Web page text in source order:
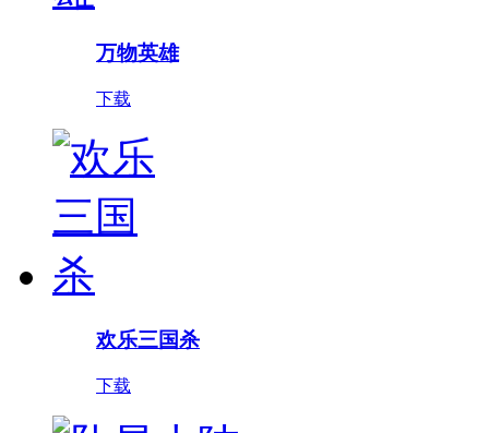
万物英雄
下载
欢乐三国杀
下载